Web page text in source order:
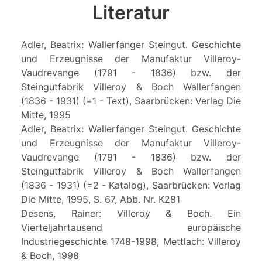
Literatur
Adler, Beatrix: Wallerfanger Steingut. Geschichte
und Erzeugnisse der Manufaktur Villeroy-
Vaudrevange (1791 - 1836) bzw. der
Steingutfabrik Villeroy & Boch Wallerfangen
(1836 - 1931) (=1 - Text), Saarbrücken: Verlag Die
Mitte, 1995
Adler, Beatrix: Wallerfanger Steingut. Geschichte
und Erzeugnisse der Manufaktur Villeroy-
Vaudrevange (1791 - 1836) bzw. der
Steingutfabrik Villeroy & Boch Wallerfangen
(1836 - 1931) (=2 - Katalog), Saarbrücken: Verlag
Die Mitte, 1995, S. 67, Abb. Nr. K281
Desens, Rainer: Villeroy & Boch. Ein
Vierteljahrtausend europäische
Industriegeschichte 1748-1998, Mettlach: Villeroy
& Boch, 1998